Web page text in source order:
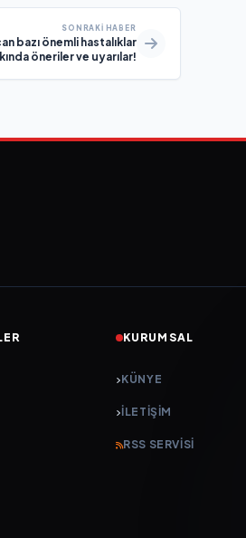
SONRAKI HABER
bazı önemli hastalıklar
öneriler ve uyarılar!
KURUMSAL
KÜNYE
İLETIŞIM
RSS SERVISI